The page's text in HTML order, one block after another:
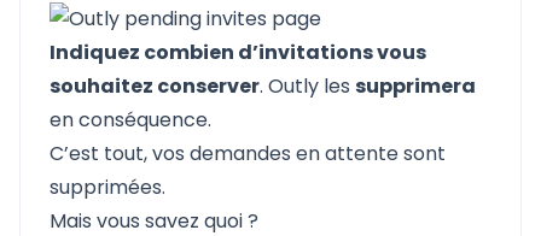
Indiquez combien d’invitations vous
souhaitez conserver. Outly les supprimera
en conséquence.
C’est tout, vos demandes en attente sont
supprimées.
Mais vous savez quoi ?